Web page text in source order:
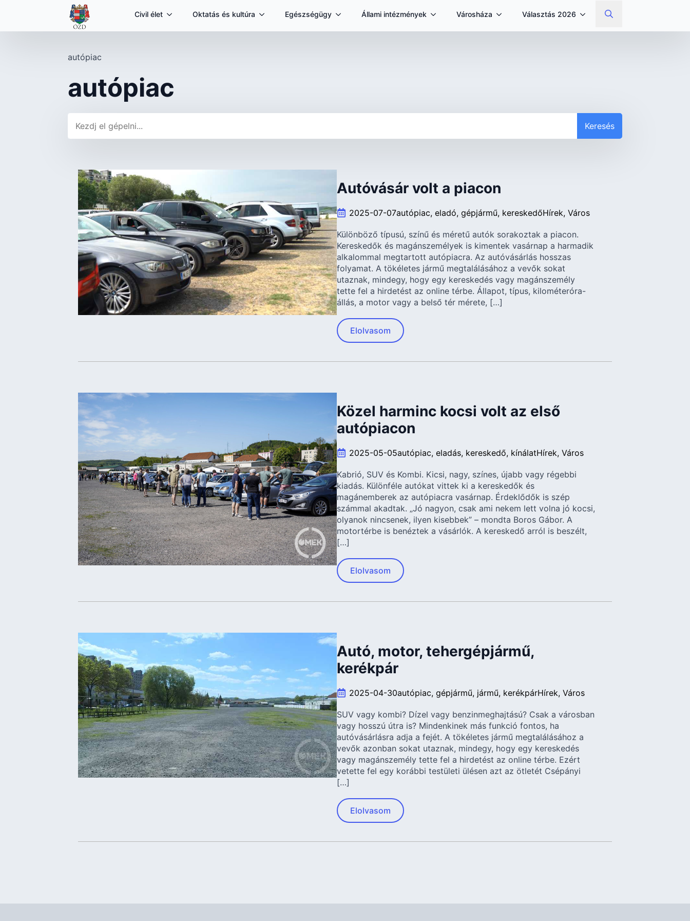
Civil élet Oktatás és kultúra Egészségügy Állami intézmények Városháza Választás 2026
Search
autópiac
autópiac
Keresés
Autóvásár volt a piacon
2025-07-07autópiac eladó gépjármű kereskedőHírek Város
Különböző típusú, színű és méretű autók sorakoztak a piacon.
Kereskedők és magánszemélyek is kimentek vasárnap a harmadik
alkalommal megtartott autópiacra. Az autóvásárlás hosszas
folyamat. A tökéletes jármű megtalálásához a vevők sokat
utaznak, mindegy, hogy egy kereskedés vagy magánszemély
tette fel a hirdetést az online térbe. Állapot, típus, kilométeróra-
állás, a motor vagy a belső tér mérete, […]
Elolvasom
Közel harminc kocsi volt az első
autópiacon
2025-05-05autópiac eladás kereskedő kínálatHírek Város
Kabrió, SUV és Kombi. Kicsi, nagy, színes, újabb vagy régebbi
kiadás. Különféle autókat vittek ki a kereskedők és
magánemberek az autópiacra vasárnap. Érdeklődők is szép
számmal akadtak. „Jó nagyon, csak ami nekem lett volna jó kocsi,
olyanok nincsenek, ilyen kisebbek” – mondta Boros Gábor. A
motortérbe is benéztek a vásárlók. A kereskedő arról is beszélt,
[…]
Elolvasom
Autó, motor, tehergépjármű,
kerékpár
2025-04-30autópiac gépjármű jármű kerékpárHírek Város
SUV vagy kombi? Dízel vagy benzinmeghajtású? Csak a városban
vagy hosszú útra is? Mindenkinek más funkció fontos, ha
autóvásárlásra adja a fejét. A tökéletes jármű megtalálásához a
vevők azonban sokat utaznak, mindegy, hogy egy kereskedés
vagy magánszemély tette fel a hirdetést az online térbe. Ezért
vetette fel egy korábbi testületi ülésen azt az ötletét Csépányi
[…]
Elolvasom